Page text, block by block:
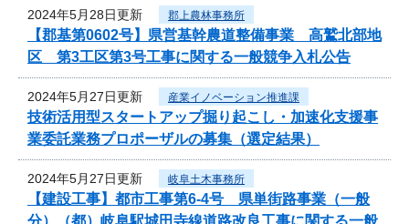
2024年5月28日更新 郡上農林事務所
【郡基第0602号】県営基幹農道整備事業 高鷲北部地
区 第3工区第3号工事に関する一般競争入札公告
2024年5月27日更新 産業イノベーション推進課
技術活用型スタートアップ掘り起こし・加速化支援事
業委託業務プロポーザルの募集（選定結果）
2024年5月27日更新 岐阜土木事務所
【建設工事】都市工事第6-4号 県単街路事業（一般
分）（都）岐阜駅城田寺線道路改良工事に関する一般